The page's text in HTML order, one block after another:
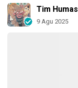
Tim Humas
9 Agu 2025